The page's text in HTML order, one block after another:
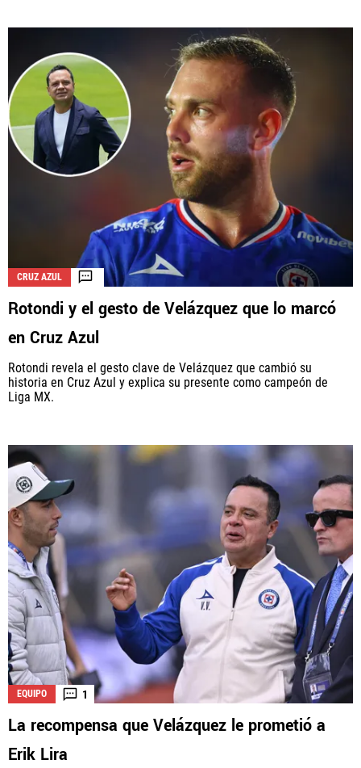
CRUZ AZUL
Rotondi y el gesto de Velázquez que lo marcó
en Cruz Azul
Rotondi revela el gesto clave de Velázquez que cambió su
historia en Cruz Azul y explica su presente como campeón de
Liga MX.
EQUIPO 1
La recompensa que Velázquez le prometió a
Erik Lira